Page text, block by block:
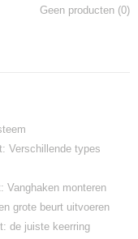
Geen producten (0)
Verschillende types
Vanghaken monteren
grote beurt uitvoeren
de juiste keerring